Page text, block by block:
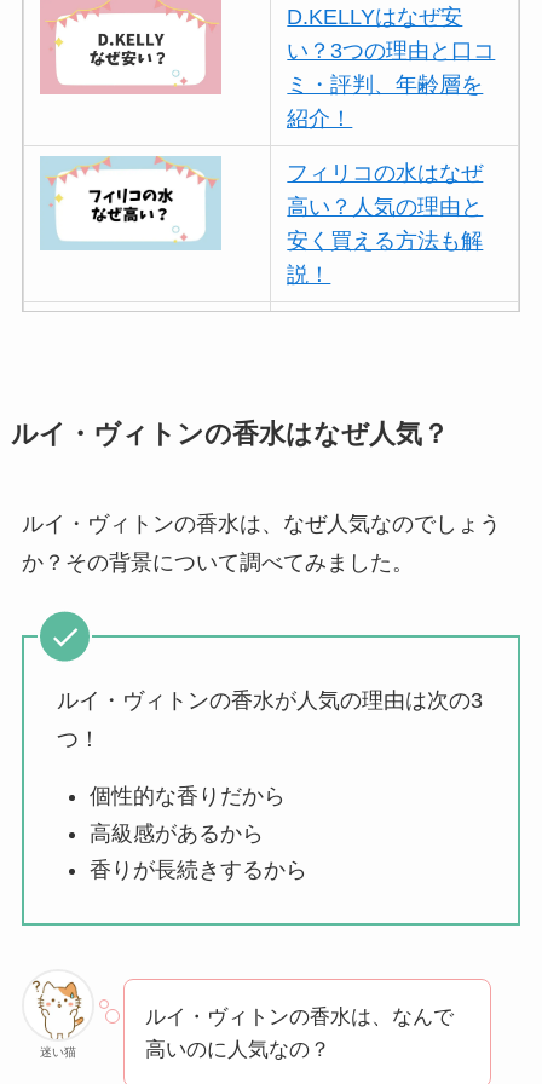
D.KELLYはなぜ安
い？3つの理由と口コ
ミ・評判、年齢層を
紹介！
フィリコの水はなぜ
高い？人気の理由と
安く買える方法も解
説！
を紹介！
い理由は？なぜ人
気？安く買う方法も
THE STEM CELL フ
理由は？3つの理由と
人気の理由と安く買
ぜ人気？安く買える
方法も解説！
ルイ・ヴィトンの香水はなぜ人気？
ルイ・ヴィトンの香水は、なぜ人気なのでしょう
か？その背景について調べてみました。
ルイ・ヴィトンの香水が人気の理由は次の3
つ！
個性的な香りだから
高級感があるから
香りが長続きするから
迷い猫
ルイ・ヴィトンの香水は、なんで
高いのに人気なの？